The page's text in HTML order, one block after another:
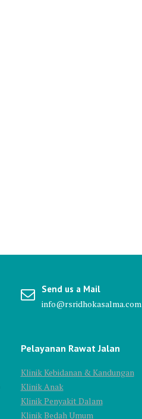
Send us a Mail
info@rsridhokasalma.com
Pelayanan Rawat Jalan
Klinik Kebidanan & Kandungan
Klinik Anak
Klinik Penyakit Dalam
Klinik Bedah Umum